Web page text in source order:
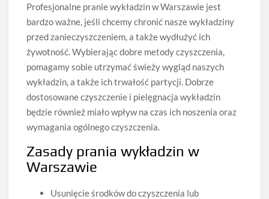
Profesjonalne pranie wykładzin w Warszawie jest
bardzo ważne, jeśli chcemy chronić nasze wykładziny
przed zanieczyszczeniem, a także wydłużyć ich
żywotność. Wybierając dobre metody czyszczenia,
pomagamy sobie utrzymać świeży wygląd naszych
wykładzin, a także ich trwałość partycji. Dobrze
dostosowane czyszczenie i pielęgnacja wykładzin
będzie również miało wpływ na czas ich noszenia oraz
wymagania ogólnego czyszczenia.
Zasady prania wykładzin w
Warszawie
Usunięcie środków do czyszczenia lub